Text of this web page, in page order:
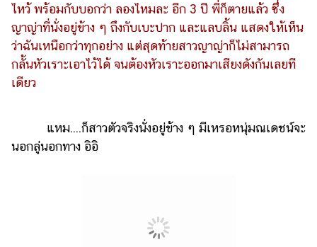
ไหว้ พร้อมกับบอกว่า ลองไหมละ อีก 3 ปี พี่ก็ตายแล้ว ซึ่ง
ญาญ่าที่นั่งอยู่ข้าง ๆ ถึงกับเบะปาก และแลบลิ้น แสดงให้เห็น
ว่าฉันเหนือกว่าทุกอย่าง แต่สุดท้ายสาวญาญ่าก็ไม่สามารถ
กลั้นหัวเราะเอาไว้ได้ จนต้องหัวเราะออกมาเสียงดังกันเลยที
เดียว
แหม....ก็สาวตัวจริงนั่งอยู่ข้าง ๆ มีเหรอหนุ่มณเดชน์จะ
นอกลู่นอกทาง อิอิ